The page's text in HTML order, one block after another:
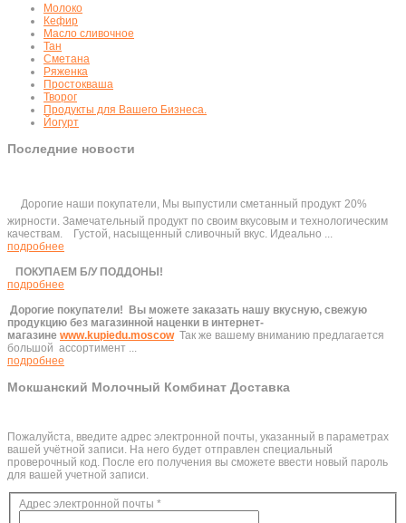
Молоко
Кефир
Масло сливочное
Тан
Сметана
Ряженка
Простокваша
Творог
Продукты для Вашего Бизнеса.
Йогурт
Последние новости
Дорогие наши покупатели, Мы выпустили сметанный продукт 20%
жирности. Замечательный продукт по своим вкусовым и технологическим
качествам. Густой, насыщенный сливочный вкус. Идеально ...
подробнее
ПОКУПАЕМ Б/У ПОДДОНЫ!
подробнее
Дорогие покупатели!
Вы можете заказать нашу вкусную, свежую
продукцию без магазинной наценки в интернет-
магазине www.kupiedu.moscow Так же вашему вниманию предлагается
большой ассортимент ...
подробнее
Мокшанский Молочный Комбинат Доставка
Пожалуйста, введите адрес электронной почты, указанный в параметрах
вашей учётной записи. На него будет отправлен специальный
проверочный код. После его получения вы сможете ввести новый пароль
для вашей учетной записи.
Адрес электронной почты *